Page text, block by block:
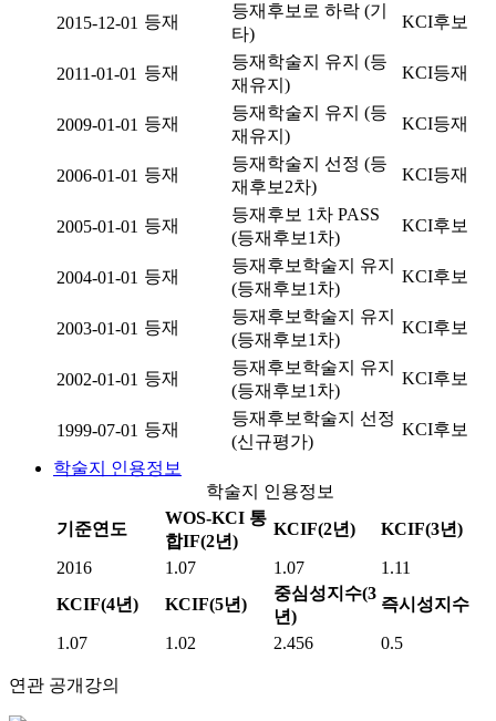
2015-12-01 등재
등재후보로 하락 (기
타)
KCI후보
2011-01-01 등재
등재학술지 유지 (등
재유지)
KCI등재
2009-01-01 등재
등재학술지 유지 (등
재유지)
KCI등재
2006-01-01 등재
등재학술지 선정 (등
재후보2차)
KCI등재
2005-01-01 등재
등재후보 1차 PASS
(등재후보1차)
KCI후보
2004-01-01 등재
등재후보학술지 유지
(등재후보1차)
KCI후보
2003-01-01 등재
등재후보학술지 유지
(등재후보1차)
KCI후보
2002-01-01 등재
등재후보학술지 유지
(등재후보1차)
KCI후보
1999-07-01 등재
등재후보학술지 선정
(신규평가)
KCI후보
학술지 인용정보
학술지 인용정보
기준연도
WOS-KCI 통
합IF(2년)
KCIF(2년) KCIF(3년)
2016 1.07 1.07
1.11
KCIF(4년)
KCIF(5년)
중심성지수(3
년)
즉시성지수
1.07 1.02 2.456 0.5
연관 공개강의